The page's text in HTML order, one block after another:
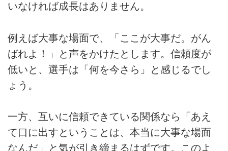
いなければ成長はありません。
例えば大事な場面で、「ここが大事だ。がん
ばれよ！」と声をかけたとします。信頼度が
低いと、選手は「何を今さら」と感じるでし
ょう。
一方、互いに信頼できている関係なら「あえ
て口に出すということは、本当に大事な場面
なんだ」と気が引き締まるはずです。このよ